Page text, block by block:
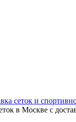
в Москве с